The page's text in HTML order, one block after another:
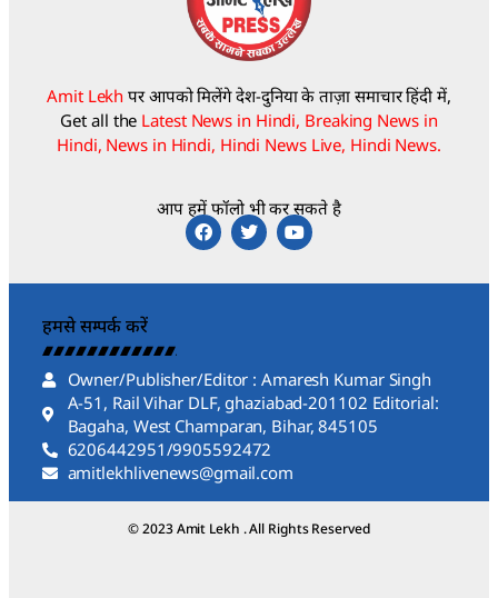
Amit Lekh पर आपको मिलेंगे देश-दुनिया के ताज़ा समाचार हिंदी में,
Get all the Latest News in Hindi, Breaking News in
Hindi, News in Hindi, Hindi News Live, Hindi News.
आप हमें फॉलो भी कर सकते है
हमसे सम्पर्क करें
Owner/Publisher/Editor : Amaresh Kumar Singh
A-51, Rail Vihar DLF, ghaziabad-201102 Editorial:
Bagaha, West Champaran, Bihar, 845105
6206442951/9905592472
amitlekhlivenews@gmail.com
© 2023 Amit Lekh . All Rights Reserved